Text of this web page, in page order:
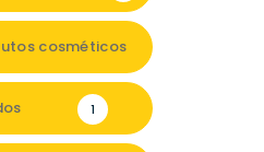
cosméticos
1